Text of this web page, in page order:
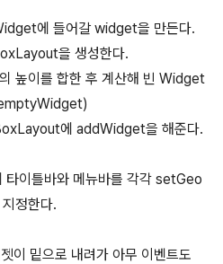
에 들어갈 widget을 만든다.
을 생성한다.
높이를 합한 후 계산해 빈 Widget
에 addWidget을 해준다.
이틀바와 메뉴바를 각각 setGeo
정한다.
이 밑으로 내려가 아무 이벤트도